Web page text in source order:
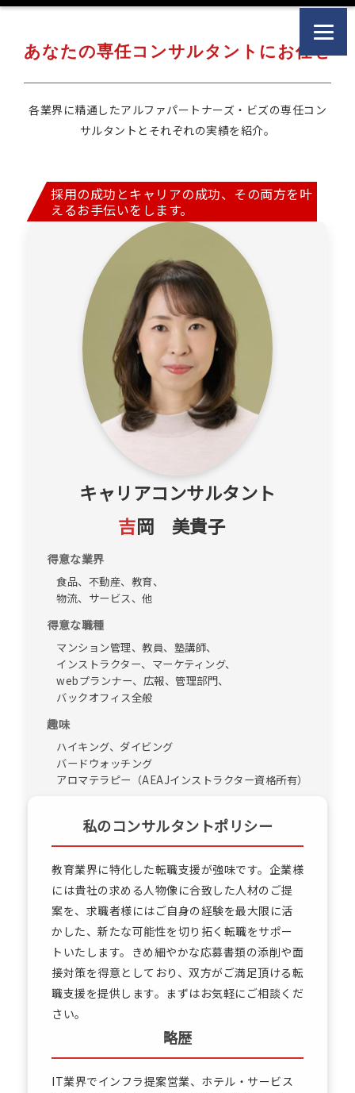
あなたの専任コンサルタントにお任せ
各業界に精通したアルファパートナーズ・ビズの専任コン
サルタントとそれぞれの実績を紹介。
採用の成功とキャリアの成功、その両方を叶
えるお手伝いをします。
キャリアコンサルタント
吉岡 美貴子
得意な業界
食品、不動産、教育、
物流、サービス、他
得意な職種
マンション管理、教員、塾講師、
インストラクター、マーケティング、
webプランナー、広報、管理部門、
バックオフィス全般
趣味
ハイキング、ダイビング
バードウォッチング
アロマテラピー（AEAJインストラクター資格所有）
私のコンサルタントポリシー
教育業界に特化した転職支援が強味です。企業様
には貴社の求める人物像に合致した人材のご提
案を、求職者様にはご自身の経験を最大限に活
かした、新たな可能性を切り拓く転職をサポー
トいたします。きめ細やかな応募書類の添削や面
接対策を得意としており、双方がご満足頂ける転
職支援を提供します。まずはお気軽にご相談くだ
さい。
略歴
IT業界でインフラ提案営業、ホテル・サービス